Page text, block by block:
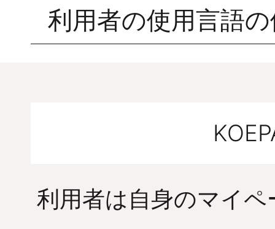
利用者の使用言語
利用者は自身のマイ